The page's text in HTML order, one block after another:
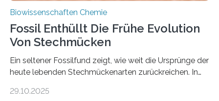
Biowissenschaften Chemie
Fossil Enthüllt Die Frühe Evolution
Von Stechmücken
Ein seltener Fossilfund zeigt, wie weit die Ursprünge der
heute lebenden Stechmückenarten zurückreichen. In
Forschende die bisher älteste bekannte Stechmücken-
29.10.2025